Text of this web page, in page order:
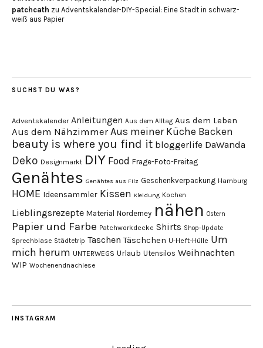
patchcath zu Adventskalender-DIY-Special: Eine Stadt in schwarz-
weiß aus Papier
SUCHST DU WAS?
Adventskalender Anleitungen Aus dem Alltag Aus dem Leben
Aus dem Nähzimmer Aus meiner Küche Backen
beauty is where you find it bloggerlife DaWanda
Deko Designmarkt DIY Food Frage-Foto-Freitag
Genähtes Genähtes aus Filz Geschenkverpackung Hamburg
HOME Ideensammler Kissen Kleidung Kochen
Lieblingsrezepte Material Norderney nähen Ostern
Papier und Farbe Patchworkdecke Shirts Shop-Update
Sprechblase Städtetrip Taschen Täschchen U-Heft-Hülle Um
mich herum UNTERWEGS Urlaub Utensilos Weihnachten
WIP Wochenendnachlese
INSTAGRAM